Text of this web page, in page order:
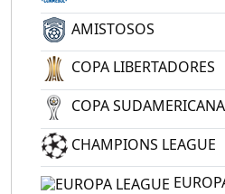
AMISTOSOS
COPA LIBERTADORES
COPA SUDAMERICANA
CHAMPIONS LEAGUE